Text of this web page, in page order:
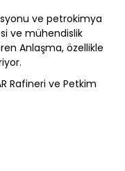
ve petrokimya
ve mühendislik
Anlaşma, özellikle
Rafineri ve Petkim